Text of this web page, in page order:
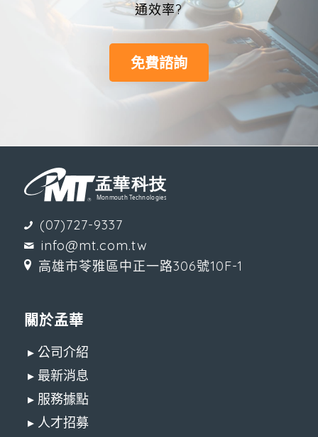
通效率?
免費諮詢
(07)727-9337
info@mt.com.tw
高雄市苓雅區中正一路306號10F-1
關於孟華
▸ 公司介紹
▸ 最新消息
▸ 服務據點
▸ 人才招募